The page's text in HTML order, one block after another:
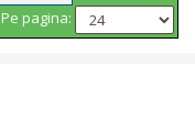
Pe pagina: